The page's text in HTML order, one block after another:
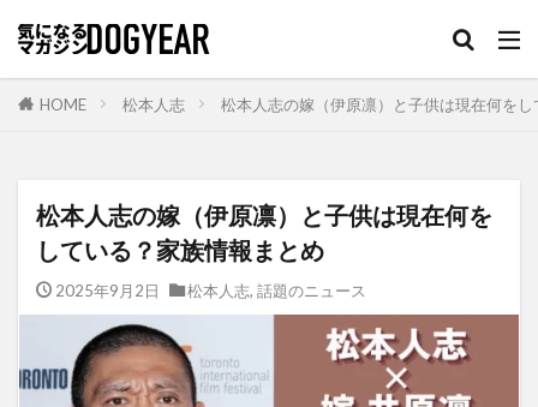
HOME 松本人志 松本人志の嫁（伊原凛）と子供は現在何を
松本人志の嫁（伊原凛）と子供は現在何を
している？家族情報まとめ
2025年9月2日 松本人志, 話題のニュース